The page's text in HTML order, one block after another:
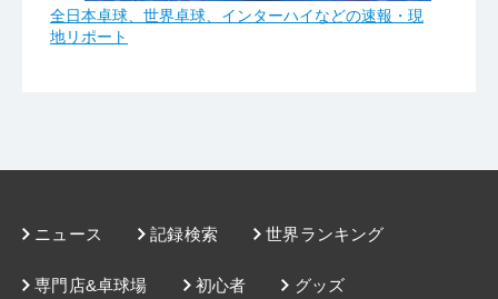
全日本卓球、世界卓球、インターハイなどの速報・現
地リポート
ニュース 記録検索 世界ランキング
グッズ
専門店&卓球場 初心者